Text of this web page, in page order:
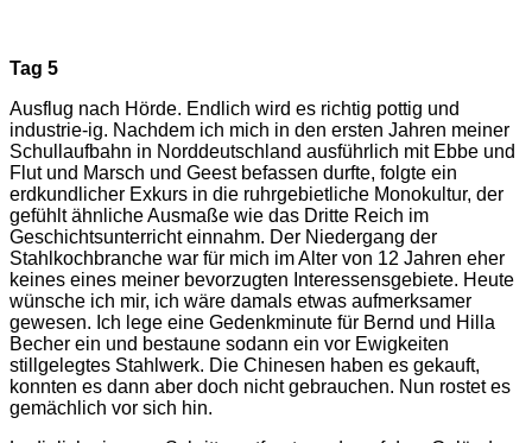
Tag 5
Ausflug nach Hörde. Endlich wird es richtig pottig und
industrie-ig. Nachdem ich mich in den ersten Jahren meiner
Schullaufbahn in Norddeutschland ausführlich mit Ebbe und
Flut und Marsch und Geest befassen durfte, folgte ein
erdkundlicher Exkurs in die ruhrgebietliche Monokultur, der
gefühlt ähnliche Ausmaße wie das Dritte Reich im
Geschichtsunterricht einnahm. Der Niedergang der
Stahlkochbranche war für mich im Alter von 12 Jahren eher
keines eines meiner bevorzugten Interessensgebiete. Heute
wünsche ich mir, ich wäre damals etwas aufmerksamer
gewesen. Ich lege eine Gedenkminute für Bernd und Hilla
Becher ein und bestaune sodann ein vor Ewigkeiten
stillgelegtes Stahlwerk. Die Chinesen haben es gekauft,
konnten es dann aber doch nicht gebrauchen. Nun rostet es
gemächlich vor sich hin.